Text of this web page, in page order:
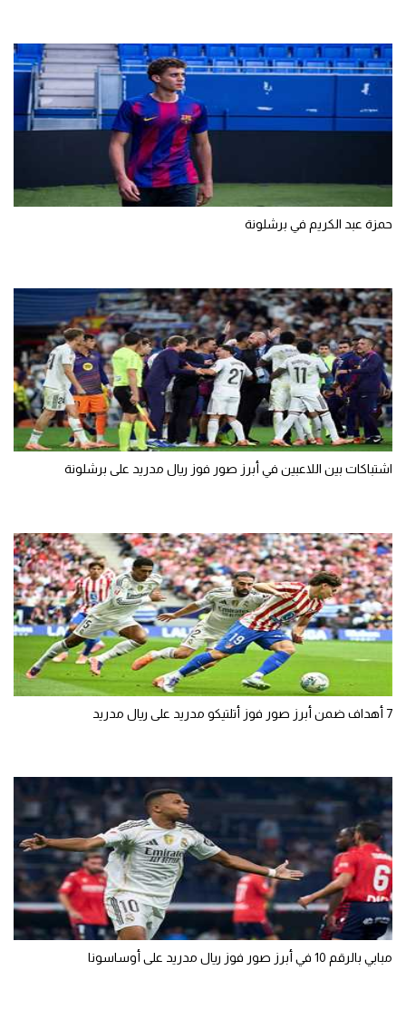
حمزة عبد الكريم في برشلونة
اشتباكات بين اللاعبين في أبرز صور فوز ريال مدريد على برشلونة
7 أهداف ضمن أبرز صور فوز أتلتيكو مدريد على ريال مدريد
مبابي بالرقم 10 في أبرز صور فوز ريال مدريد على أوساسونا